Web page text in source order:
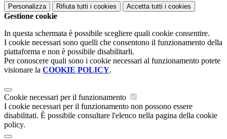
Personalizza Rifiuta tutti i cookies Accetta tutti i cookies
Gestione cookie
In questa schermata è possibile scegliere quali cookie consentire.
I cookie necessari sono quelli che consentono il funzionamento della
piattaforma e non è possibile disabilitarli.
Per conoscere quali sono i cookie necessari al funzionamento potete
visionare la COOKIE POLICY.
Cookie necessari per il funzionamento
I cookie necessari per il funzionamento non possono essere
disabilitati. È possibile consultare l'elenco nella pagina della cookie
policy.